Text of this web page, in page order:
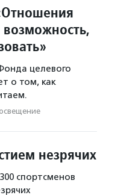
целевого
о том, как
незрячих
спортсменов